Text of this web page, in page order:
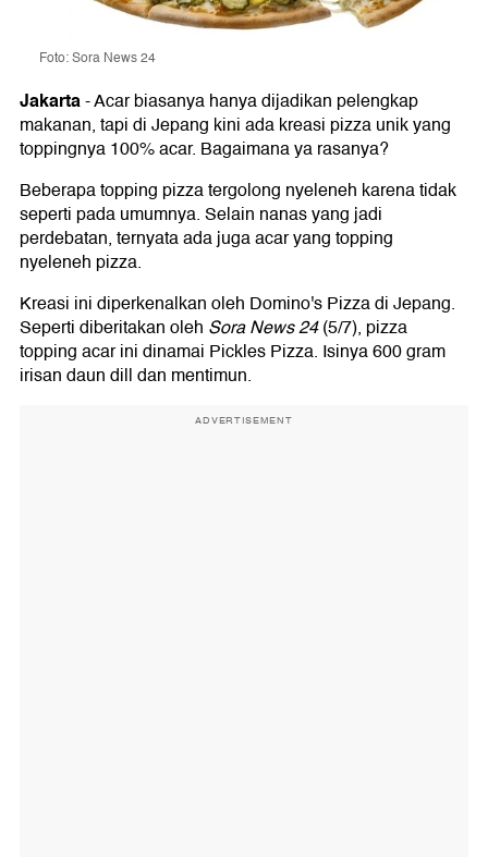
Foto: Sora News 24
Jakarta-Acar biasanya hanya dijadikan pelengkap
makanan, tapi di Jepang kini ada kreasi pizza unik yang
toppingnya 100% acar. Bagaimana ya rasanya?
Beberapa topping pizza tergolong nyeleneh karena tidak
seperti pada umumnya. Selain nanas yang jadi
perdebatan, ternyata ada juga acar yang topping
nyeleneh pizza.
Kreasi ini diperkenalkan oleh Domino's Pizza di Jepang.
Seperti diberitakan oleh Sora News 24(5/7), pizza
topping acar ini dinamai Pickles Pizza. Isinya 600 gram
irisan daun dill dan mentimun.
ADVERTISEMENT